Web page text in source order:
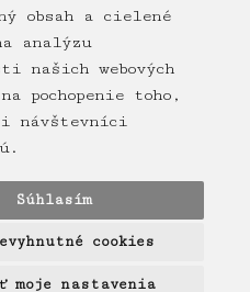
obsah a cielené
analýzu
našich webových
pochopenie toho,
návštevníci
Súhlasím
cookies
moje nastavenia